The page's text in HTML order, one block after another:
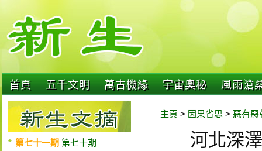
首頁 五千文明 萬古機緣 宇宙奧秘 風雨滄
第七十一期 第七十期
主頁 > 因果省思 > 惡有惡
河北深